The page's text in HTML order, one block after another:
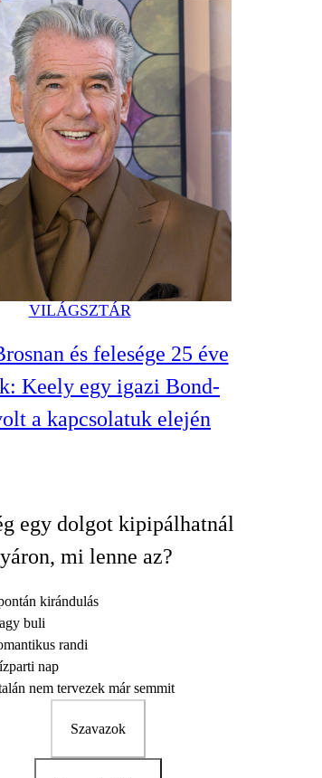
VILÁGSZTÁR
és felesége 25 éve
Keely egy igazi Bond-
a kapcsolatuk elején
egy dolgot kipipálhatnál
mi lenne az?
kirándulás
buli
randi
nap
nem tervezek már semmit
Szavazok